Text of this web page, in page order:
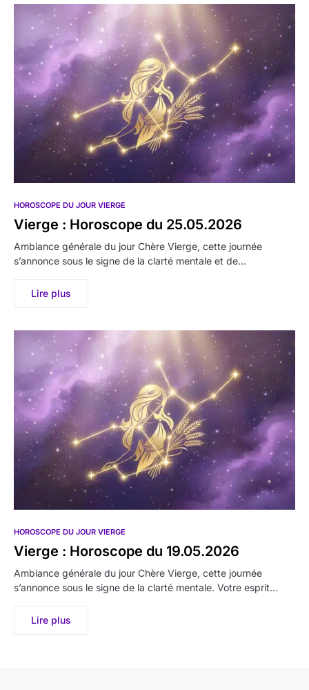
HOROSCOPE DU JOUR VIERGE
Vierge : Horoscope du 25.05.2026
Ambiance générale du jour Chère Vierge, cette journée
s’annonce sous le signe de la clarté mentale et de…
Lire plus
HOROSCOPE DU JOUR VIERGE
Vierge : Horoscope du 19.05.2026
Ambiance générale du jour Chère Vierge, cette journée
s’annonce sous le signe de la clarté mentale. Votre esprit…
Lire plus